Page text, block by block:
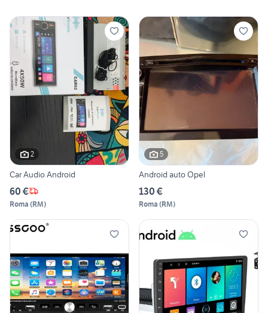
2
Car Audio Android
60 €
Roma (RM)
5
Android auto Opel
130 €
Roma (RM)